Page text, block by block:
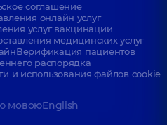
соглашение
онлайн услуг
услуг вакцинации
медицинских услуг
Верификация пациентов
распорядка
и использования файлов cookie
мовоюEnglish